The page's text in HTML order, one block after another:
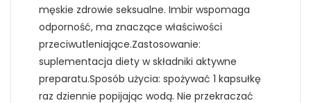
męskie zdrowie seksualne. Imbir wspomaga
odporność, ma znaczące właściwości
przeciwutleniające.Zastosowanie:
suplementacja diety w składniki aktywne
preparatu.Sposób użycia: spożywać 1 kapsułkę
raz dziennie popijając wodą. Nie przekraczać